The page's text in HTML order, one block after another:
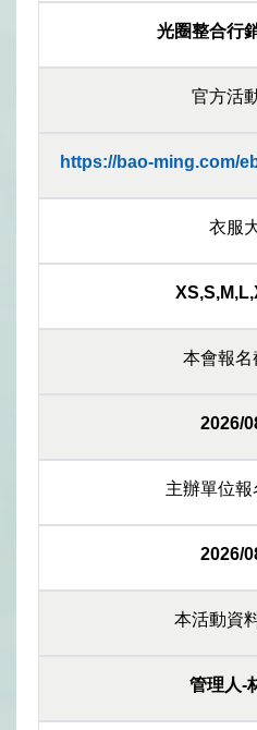
光圈整合行
官方活
https://bao-ming.com/
衣服
本會報名
2026/
主辦單位報
2026/
本活動資
管理人-